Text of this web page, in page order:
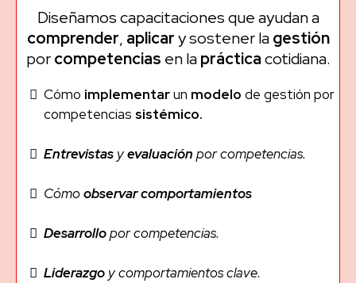
Diseñamos capacitaciones que ayudan a
comprender, aplicary sostener lagestión
porcompetencias en laprácticacotidiana.
Cómo implementarun modelo de gestión por
competencias sistémico.
Entrevistas yevaluación por competencias.
Cómoobservarcomportamientos
Desarrollopor competencias.
Liderazgo y comportamientos clave.